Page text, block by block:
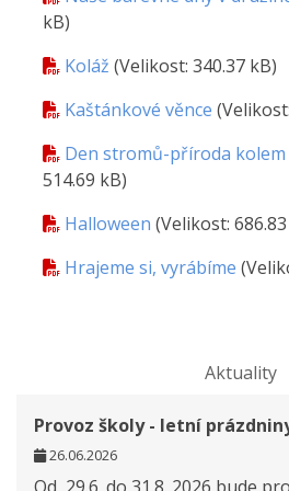
kB)
Koláž (Velikost: 340.37 kB)
Kaštánkové věnce
Den stromů-příroda kolem
514.69 kB)
Halloween (Velikost:
Hrajeme si, vyrábíme
Aktuality
Provoz školy - letní
26.06.2026